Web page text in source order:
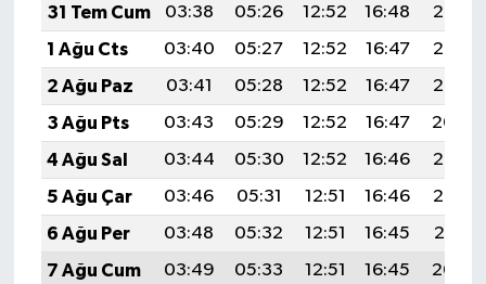
31 Tem Cum
03:38 05:26 12:52 16:48
20:08
1 Ağu Cts
03:40 05:27 12:52 16:47
20:07
2 Ağu Paz
03:41 05:28 12:52 16:47
20:06
3 Ağu Pts
03:43 05:29 12:52 16:47
20:04
4 Ağu Sal
03:44 05:30 12:52 16:46
20:03
5 Ağu Çar
03:46 05:31 12:51 16:46
20:02
6 Ağu Per
03:48 05:32 12:51 16:45
20:01
7 Ağu Cum
03:49 05:33 12:51 16:45
20:00